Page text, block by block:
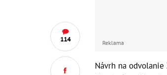
114 Reklama
Návrh na